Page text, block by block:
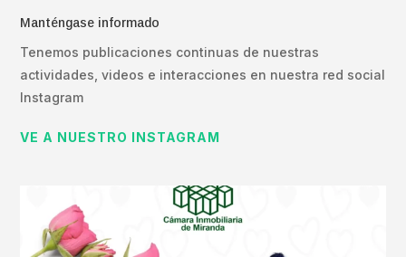
Manténgase informado
Tenemos publicaciones continuas de nuestras
actividades, videos e interacciones en nuestra red social
Instagram
VE A NUESTRO INSTAGRAM